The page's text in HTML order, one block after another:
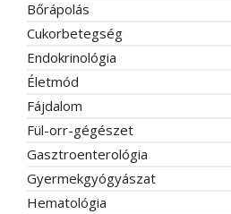
Bőrápolás
Cukorbetegség
Endokrinológia
Életmód
Fájdalom
Fül-orr-gégészet
Gasztroenterológia
Gyermekgyógyászat
Hematológia